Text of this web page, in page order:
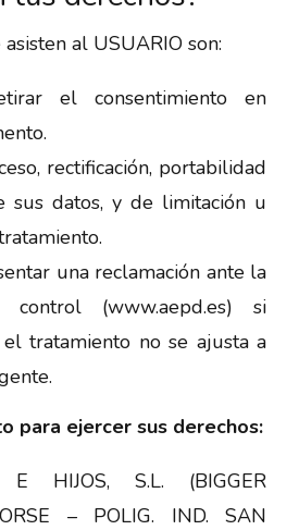
al USUARIO son:
el consentimiento en
rectificación, portabilidad
sus datos, y de limitación u
una reclamación ante la
(www.aepd.es) si
tratamiento no se ajusta a
para ejercer sus derechos:
HIJOS, S.L. (BIGGER
– POLIG. IND. SAN